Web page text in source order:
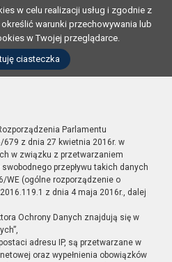
w celu realizacji usług i zgodnie z
warunki przechowywania lub
w Twojej przeglądarce.
ciasteczka
Parlamentu
679 z dnia 27 kwietnia 2016r. w
w związku z przetwarzaniem
przepływu takich danych
WE (ogólne rozporządzenie o
z dnia 4 maja 2016r., dalej
Ochrony Danych znajdują się w
adresu IP, są przetwarzane w
oraz wypełnienia obowiązków